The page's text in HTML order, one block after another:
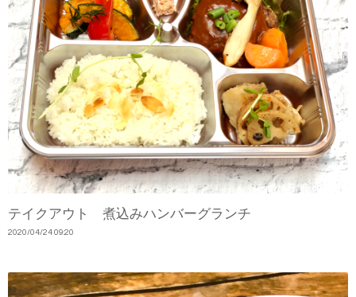
テイクアウト 煮込みハンバーグランチ
2020/04/2409:20